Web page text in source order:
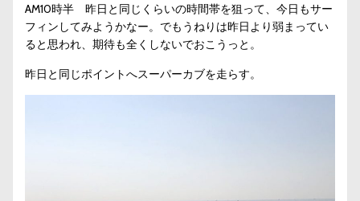
AM10時半 昨日と同じくらいの時間帯を狙って、今日もサー
フィンしてみようかなー。でもうねりは昨日より弱まってい
ると思われ、期待も全くしないでおこうっと。
昨日と同じポイントへスーパーカブを走らす。